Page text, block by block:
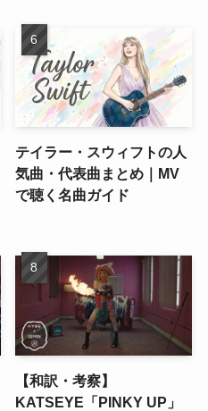
テイラー・スウィフトの人
気曲・代表曲まとめ｜MV
で聴く名曲ガイド
【和訳・考察】
KATSEYE「PINKY UP」